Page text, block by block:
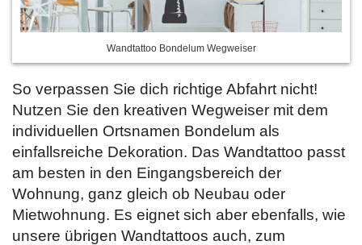
Wandtattoo Bondelum Wegweiser
So verpassen Sie dich richtige Abfahrt nicht!
Nutzen Sie den kreativen Wegweiser mit dem
individuellen Ortsnamen Bondelum als
einfallsreiche Dekoration. Das Wandtattoo passt
am besten in den Eingangsbereich der
Wohnung, ganz gleich ob Neubau oder
Mietwohnung. Es eignet sich aber ebenfalls, wie
unsere übrigen Wandtattoos auch, zum